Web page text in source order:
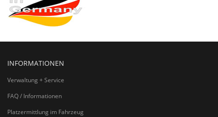
INFORMATIONEN
Verwaltung + Service
FAQ / Informationen
Platzermittlung im Fahrzeug